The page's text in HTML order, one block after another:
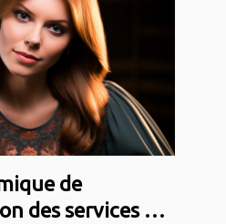
de
des services de